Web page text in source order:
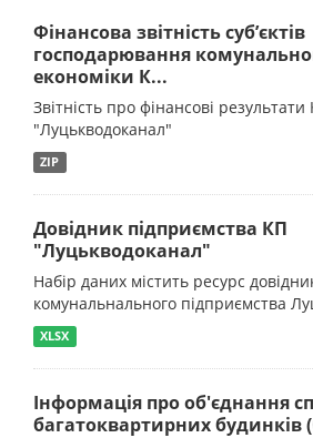
Фінансова звітність суб’єктів
господарювання
економіки К...
Звітність про фінансові результати
"Луцькводоканал"
ZIP
Довідник підприємства КП
"Луцькводоканал"
Набір даних містить ресурс
комунальнального підприємства
XLSX
Інформація про об'єднання
багатоквартирних будинків